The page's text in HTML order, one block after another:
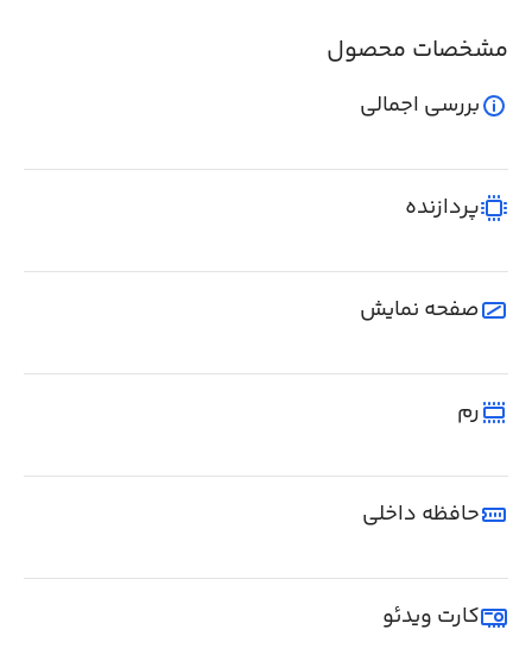
مشخصات محصول
بررسی اجمالی
پردازنده
صفحه نمایش
رم
حافظه داخلی
کارت ویدئو